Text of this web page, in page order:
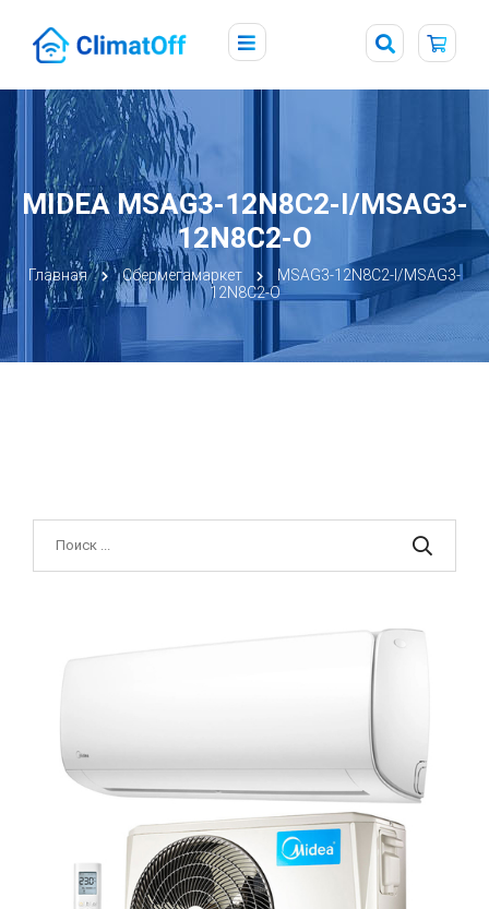
MIDEA MSAG3-12N8C2-I/MSAG3-
12N8C2-O
Главная Сбермегамаркет
MSAG3-12N8C2-I/MSAG3-
12N8C2-O